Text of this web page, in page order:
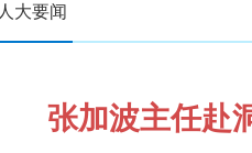
人大要闻
张加波主任赴